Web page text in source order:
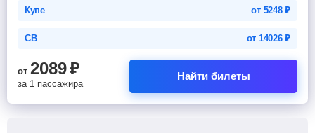
Купе от 5248₽
СВ от 14026₽
от 2089₽
за 1 пассажира
Найти билеты